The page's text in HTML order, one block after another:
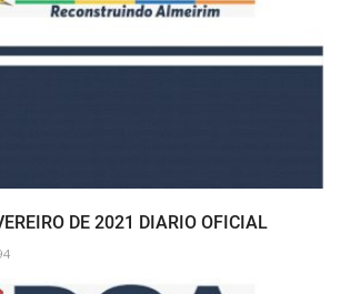
DE 2021 DIARIO OFICIAL